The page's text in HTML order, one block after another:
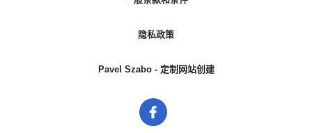
隐私政策
Pavel Szabo - 定制网站创建